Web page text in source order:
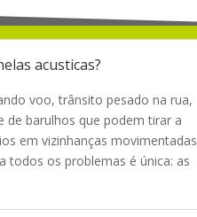
acusticas?
voo, trânsito pesado na rua,
de barulhos que podem tirar a
em vizinhanças movimentadas
todos os problemas é única: as